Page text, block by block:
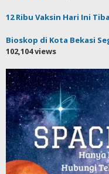
12 Ribu Vaksin Hari Ini
Bioskop di Kota Bekasi
102,104 views